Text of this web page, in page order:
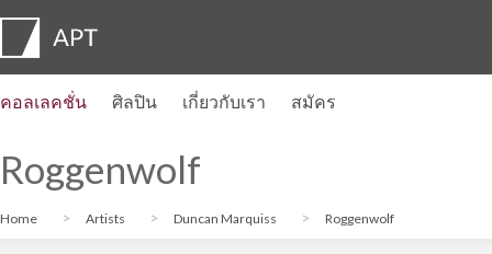
คอลเลคชั่น ศิลปิน เกี่ยวกับเรา สมัคร
Roggenwolf
Home Artists Duncan Marquiss Roggenwolf